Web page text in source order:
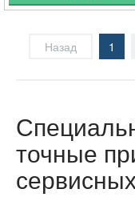
Назад 1
точные